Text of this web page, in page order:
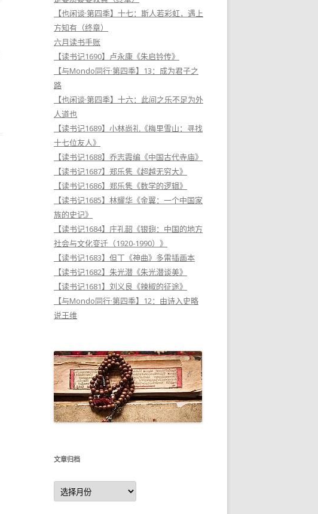
【也闲谈·第四季】十七：斯人若彩虹，遇上
方知有（终章）
六月读书手账
【读书记1690】卢永康《朱启钤传》
【与Mondo同行·第四季】13：成为君子之
路
【也闲谈·第四季】十六：此间之乐不足为外
人道也
【读书记1689】小林尚礼《梅里雪山：寻找
十七位友人》
【读书记1688】乔志霞编《中国古代寺庙》
【读书记1687】郑乐隽《超越无穷大》
【读书记1686】郑乐隽《数学的逻辑》
【读书记1685】林耀华《金翼：一个中国家
族的史记》
【读书记1684】庄孔韶《银翅：中国的地方
社会与文化变迁（1920-1990）》
【读书记1683】但丁《神曲》多雷插画本
【读书记1682】朱光潜《朱光潜谈美》
【读书记1681】刘义良《辣椒的征途》
【与Mondo同行·第四季】12：由诗入史略
说王维
文章归档
文
章
归